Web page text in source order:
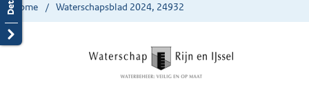
Home Waterschapsblad 2024, 24932